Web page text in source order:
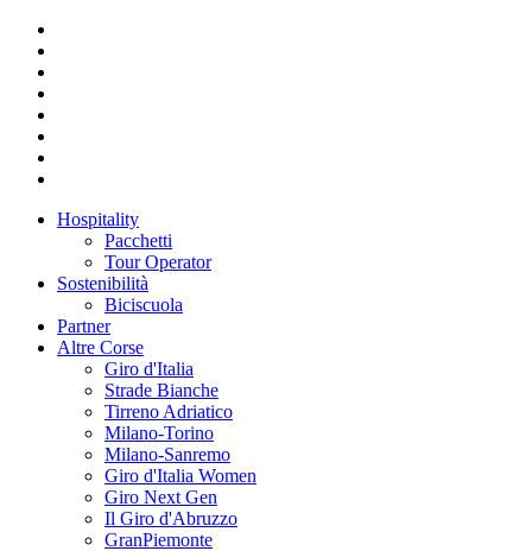
Hospitality
Pacchetti
Tour Operator
Sostenibilità
Biciscuola
Partner
Altre Corse
Giro d'Italia
Strade Bianche
Tirreno Adriatico
Milano-Torino
Milano-Sanremo
Giro d'Italia Women
Giro Next Gen
Il Giro d'Abruzzo
GranPiemonte